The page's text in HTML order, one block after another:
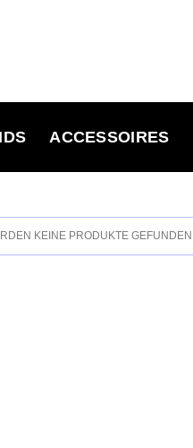
ACCESSOIRES
KEINE PRODUKTE